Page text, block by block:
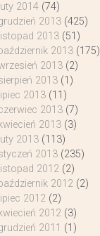
luty 2014(74)
2013(425)
listopad 2013(51)
2013(175)
2013(2)
2013(1)
lipiec 2013(11)
2013(7)
kwiecień 2013(3)
luty 2013(113)
2013(235)
listopad 2012(2)
2012(2)
lipiec 2012(2)
kwiecień 2012(3)
2011 (1)